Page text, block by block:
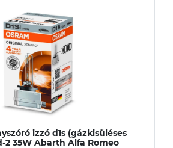
izzó d1s (gázkisüléses
2 35W Abarth Alfa Romeo